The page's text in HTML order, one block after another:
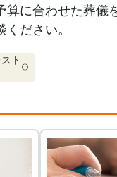
に合わせた葬儀
ださい。
ト